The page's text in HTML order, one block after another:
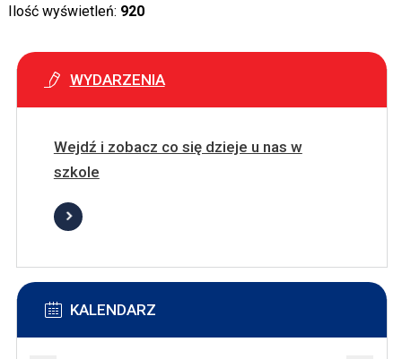
Ilość wyświetleń: 920
WYDARZENIA
Wejdź i zobacz co się dzieje u nas w
szkole
KALENDARZ